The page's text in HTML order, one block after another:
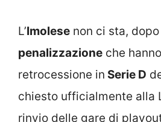
L’Imolese non ci sta,
penalizzazione che
retrocessione in Serie D
chiesto ufficialmente alla
rinvio delle gare di